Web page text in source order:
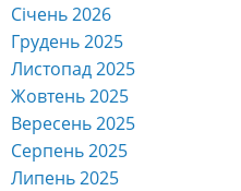
Січень 2026
Грудень 2025
Листопад 2025
Жовтень 2025
Вересень 2025
Серпень 2025
Липень 2025